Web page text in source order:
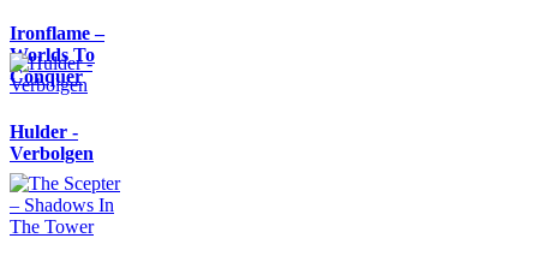
Ironflame –
Worlds To
Conquer
Hulder -
Verbolgen